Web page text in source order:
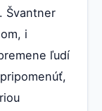
Švantner
i
ľudí